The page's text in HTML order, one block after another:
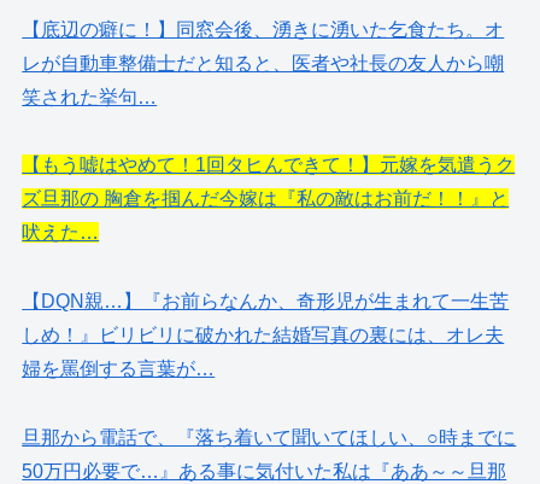
【底辺の癖に！】同窓会後、湧きに湧いた乞食たち。オ
レが自動車整備士だと知ると、医者や社長の友人から嘲
笑された挙句…
【もう嘘はやめて！1回タヒんできて！】元嫁を気遣うク
ズ旦那の 胸倉を掴んだ今嫁は『私の敵はお前だ！！』と
吠えた…
【DQN親…】『お前らなんか、奇形児が生まれて一生苦
しめ！』ビリビリに破かれた結婚写真の裏には、オレ夫
婦を罵倒する言葉が…
旦那から電話で、『落ち着いて聞いてほしい、○時までに
50万円必要で…』ある事に気付いた私は『ああ～～旦那